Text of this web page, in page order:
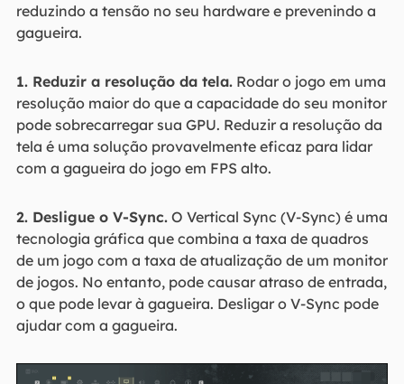
reduzindo a tensão no seu hardware e prevenindo a
gagueira.
1. Reduzir a resolução da tela.Rodar o jogo em uma
resolução maior do que a capacidade do seu monitor
pode sobrecarregar sua GPU. Reduzir a resolução da
tela é uma solução provavelmente eficaz para lidar
com a gagueira do jogo em FPS alto.
2. Desligue o V-Sync.O Vertical Sync (V-Sync) é uma
tecnologia gráfica que combina a taxa de quadros
de um jogo com a taxa de atualização de um monitor
de jogos. No entanto, pode causar atraso de entrada,
o que pode levar à gagueira. Desligar o V-Sync pode
ajudar com a gagueira.